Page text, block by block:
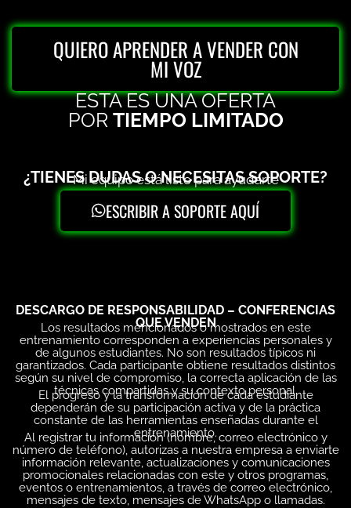
QUIERO APRENDER A VENDER CON
MI VOZ
ESTA ES UNA OFERTA
POR TIEMPO LIMITADO
¿TIENES DUDAS O NECESITAS SOPORTE?
Mi equipo está listo para ayudarte
ESCRIBIR A SOPORTE AQUÍ
DESCARGO DE RESPONSABILIDAD – CONFERENCIAS
QUE VENDEN
Los resultados mencionados o mostrados en este
entrenamiento corresponden a experiencias personales y
de algunos estudiantes. No son resultados típicos ni
garantizados. Cada participante obtiene resultados distintos
según su nivel de compromiso, la correcta aplicación de las
técnicas compartidas y su contexto personal.
El progreso y la transformación de cada estudiante
dependerán de su participación activa y de la práctica
constante de las herramientas enseñadas durante el
entrenamiento.
Al registrar tu información (nombre, correo electrónico y
número de teléfono), autorizas a nuestra empresa a enviarte
información relevante, actualizaciones y comunicaciones
promocionales relacionadas con este y otros programas,
eventos o entrenamientos, a través de correo electrónico,
mensajes de texto, mensajes de WhatsApp o llamadas.